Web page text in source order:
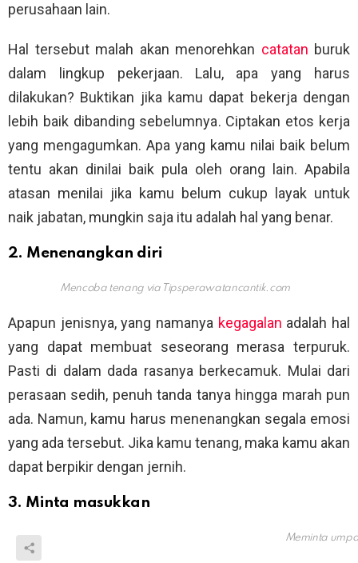
perusahaan lain.
Hal tersebut malah akan menorehkan catatan buruk
dalam lingkup pekerjaan. Lalu, apa yang harus
dilakukan? Buktikan jika kamu dapat bekerja dengan
lebih baik dibanding sebelumnya. Ciptakan etos kerja
yang mengagumkan. Apa yang kamu nilai baik belum
tentu akan dinilai baik pula oleh orang lain. Apabila
atasan menilai jika kamu belum cukup layak untuk
naik jabatan, mungkin saja itu adalah hal yang benar.
2. Menenangkan diri
Mencoba tenang via Tipsperawatancantik.com
Apapun jenisnya, yang namanya kegagalan adalah hal
yang dapat membuat seseorang merasa terpuruk.
Pasti di dalam dada rasanya berkecamuk. Mulai dari
perasaan sedih, penuh tanda tanya hingga marah pun
ada. Namun, kamu harus menenangkan segala emosi
yang ada tersebut. Jika kamu tenang, maka kamu akan
dapat berpikir dengan jernih.
3. Minta masukkan
Meminta